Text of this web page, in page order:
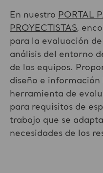
En nuestro PORTAL
PROYECTISTAS,
para la evaluación
análisis del entorno
de los equipos.
diseño e información
herramienta de
para requisitos de
trabajo que se
necesidades de los